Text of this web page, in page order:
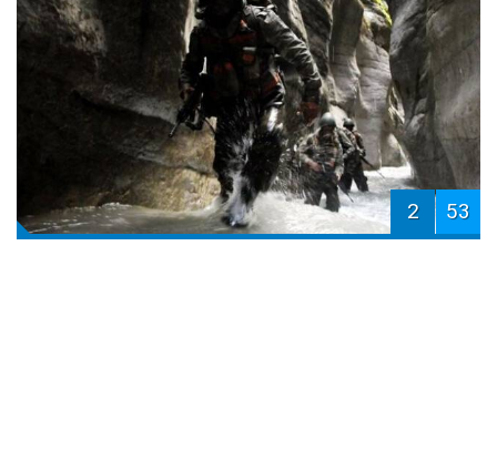
2 53